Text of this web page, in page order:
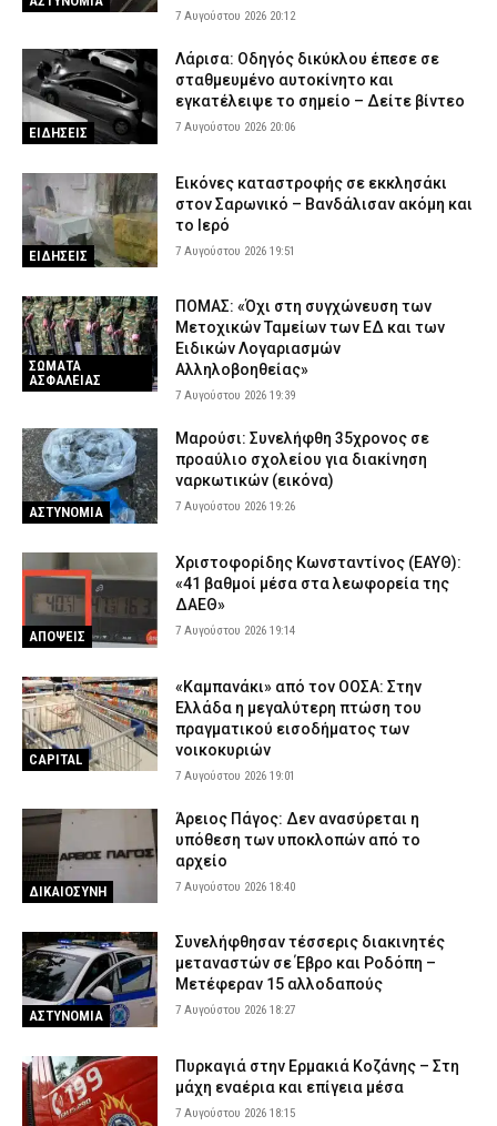
7 Αυγούστου 2026 20:12
ΕΙΔΗΣΕΙΣ
Λάρισα: Οδηγός δικύκλου έπεσε σε
σταθμευμένο αυτοκίνητο και
εγκατέλειψε το σημείο – Δείτε βίντεο
7 Αυγούστου 2026 20:06
ΕΙΔΗΣΕΙΣ
Εικόνες καταστροφής σε εκκλησάκι
στον Σαρωνικό – Βανδάλισαν ακόμη και
το Ιερό
7 Αυγούστου 2026 19:51
ΣΩΜΑΤΑ
ΑΣΦΑΛΕΙΑΣ
ΠΟΜΑΣ: «Όχι στη συγχώνευση των
Μετοχικών Ταμείων των ΕΔ και των
Ειδικών Λογαριασμών
Αλληλοβοηθείας»
7 Αυγούστου 2026 19:39
ΑΣΤΥΝΟΜΙΑ
Μαρούσι: Συνελήφθη 35χρονος σε
προαύλιο σχολείου για διακίνηση
ναρκωτικών (εικόνα)
7 Αυγούστου 2026 19:26
ΑΠΟΨΕΙΣ
Χριστοφορίδης Κωνσταντίνος (ΕΑΥΘ):
«41 βαθμοί μέσα στα λεωφορεία της
ΔΑΕΘ»
7 Αυγούστου 2026 19:14
CAPITAL
«Καμπανάκι» από τον ΟΟΣΑ: Στην
Ελλάδα η μεγαλύτερη πτώση του
πραγματικού εισοδήματος των
νοικοκυριών
7 Αυγούστου 2026 19:01
ΔΙΚΑΙΟΣΥΝΗ
Άρειος Πάγος: Δεν ανασύρεται η
υπόθεση των υποκλοπών από το
αρχείο
7 Αυγούστου 2026 18:40
ΑΣΤΥΝΟΜΙΑ
Συνελήφθησαν τέσσερις διακινητές
μεταναστών σε Έβρο και Ροδόπη –
Μετέφεραν 15 αλλοδαπούς
7 Αυγούστου 2026 18:27
Πυρκαγιά στην Ερμακιά Κοζάνης – Στη
μάχη εναέρια και επίγεια μέσα
7 Αυγούστου 2026 18:15